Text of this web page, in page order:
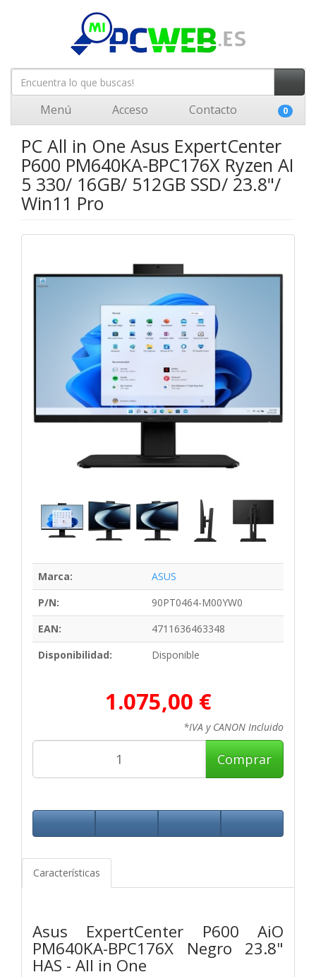
Menú Acceso Contacto 0
PC All in One Asus ExpertCenter
P600 PM640KA-BPC176X Ryzen AI
5 330/ 16GB/ 512GB SSD/ 23.8"/
Win11 Pro
Marca:
ASUS
P/N:
90PT0464-M00YW0
EAN:
4711636463348
Disponibilidad:
Disponible
1.075,00 €
*IVA y CANON Incluido
Comprar
Características
Asus ExpertCenter P600 AiO
PM640KA-BPC176X Negro 23.8"
HAS - All in One